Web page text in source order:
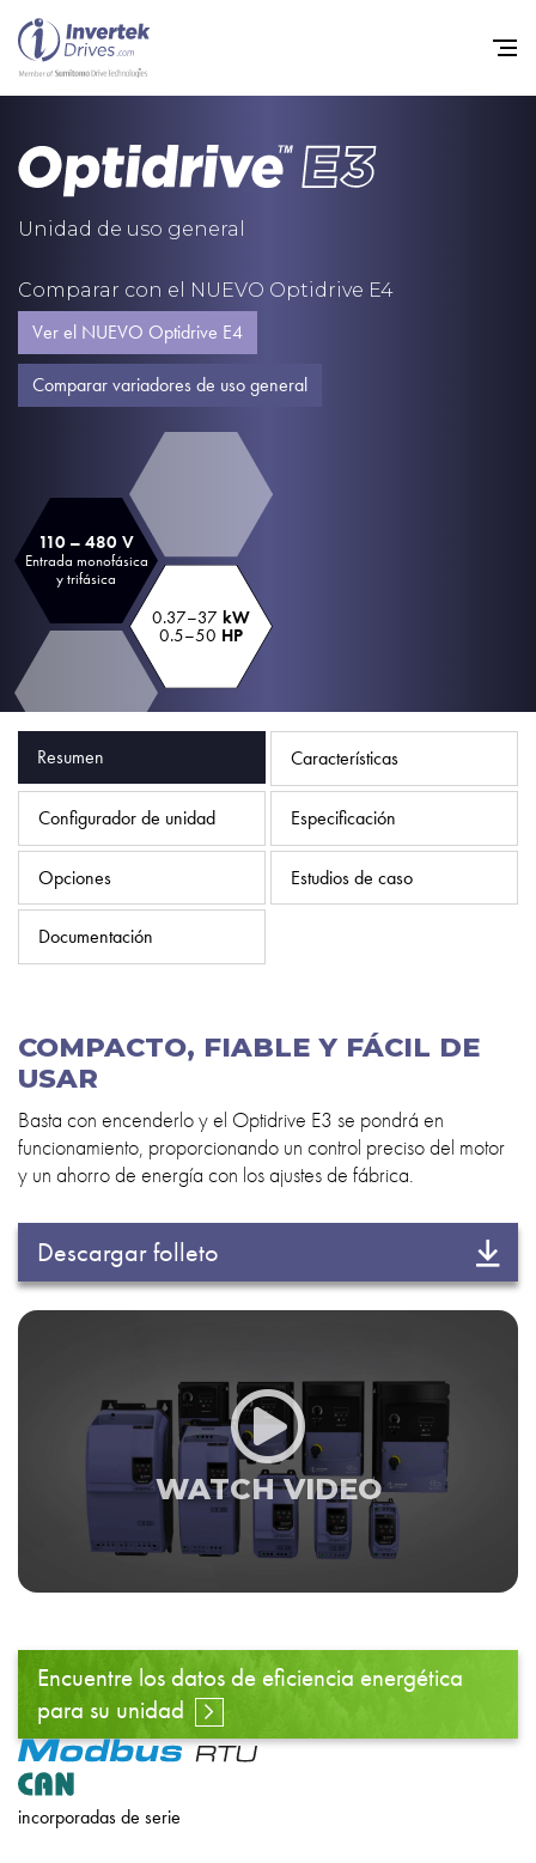
Unidad de uso general
Comparar con el NUEVO Optidrive E4
Ver el NUEVO Optidrive E4
Comparar variadores de uso general
110 – 480 V
Entrada monofásica
y trifásica
0.37–37 kW
0.5–50 HP
Resumen Características
Configurador de unidad Especificación
Opciones Estudios de caso
Documentación
COMPACTO, FIABLE Y FÁCIL DE
USAR
Basta con encenderlo y el Optidrive E3 se pondrá en
funcionamiento, proporcionando un control preciso del motor
y un ahorro de energía con los ajustes de fábrica.
Descargar folleto
Encuentre los datos de eficiencia energética
para su unidad
incorporadas de serie
Home